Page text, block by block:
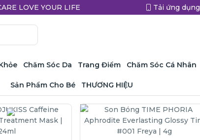
LOVE YOUR LIFE Tải ứng dụng
Chăm Sóc Da Trang Điểm Chăm Sóc Cá Nhân
Sản Phẩm Cho Bé THƯƠNG HIỆU